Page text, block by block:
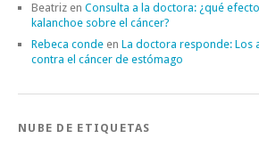
Beatriz en Consulta a la doctora: ¿qué
kalanchoe sobre el cáncer?
Rebeca conde en La doctora responde: Los
contra el cáncer de estómago
NUBE DE ETIQUETAS